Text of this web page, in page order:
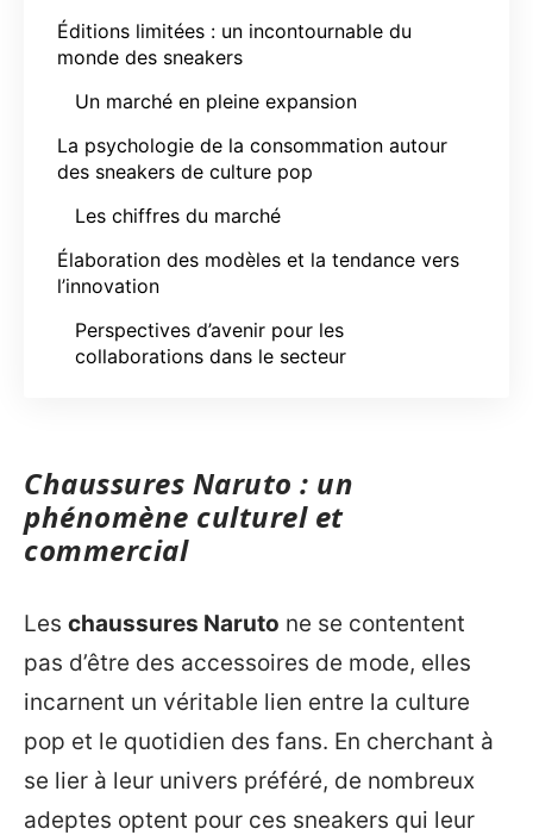
Éditions limitées : un incontournable du
monde des sneakers
Un marché en pleine expansion
La psychologie de la consommation autour
des sneakers de culture pop
Les chiffres du marché
Élaboration des modèles et la tendance vers
l’innovation
Perspectives d’avenir pour les
collaborations dans le secteur
Chaussures Naruto : un
phénomène culturel et
commercial
Les chaussures Naruto ne se contentent
pas d’être des accessoires de mode, elles
incarnent un véritable lien entre la culture
pop et le quotidien des fans. En cherchant à
se lier à leur univers préféré, de nombreux
adeptes optent pour ces sneakers qui leur